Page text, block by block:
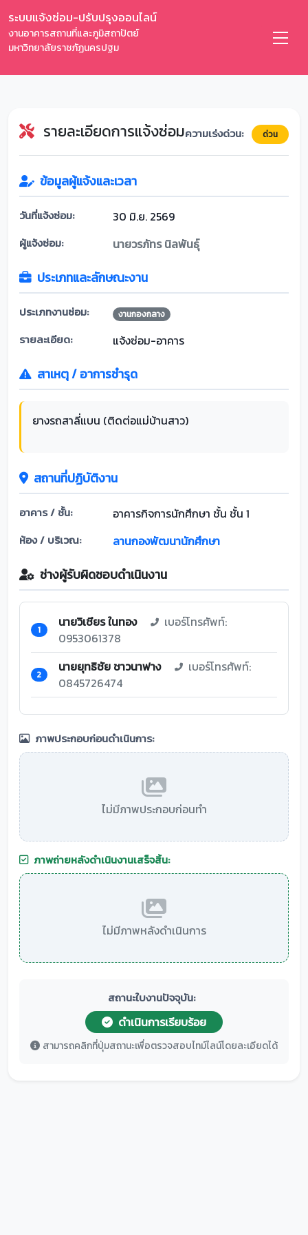
ระบบแจ้งซ่อม-ปรับปรุงออนไลน์
งานอาคารสถานที่และภูมิสถาปัตย์
มหาวิทยาลัยราชภัฏนครปฐม
รายละเอียดการแจ้งซ่อมความเร่งด่วน: ด่วน
ข้อมูลผู้แจ้งและเวลา
วันที่แจ้งซ่อม: 30 มิ.ย. 2569
ผู้แจ้งซ่อม: นายวรภัทร นิลพันธุ์
ประเภทและลักษณะงาน
ประเภทงานซ่อม: งานกองกลาง
รายละเอียด: แจ้งซ่อม-อาคาร
สาเหตุ / อาการชำรุด
ยางรถสาลี่แบน (ติดต่อแม่บ้านสาว)
สถานที่ปฏิบัติงาน
อาคาร / ชั้น: อาคารกิจการนักศึกษา ชั้น ชั้น 1
ห้อง / บริเวณ: ลานกองพัฒนานักศึกษา
ช่างผู้รับผิดชอบดำเนินงาน
1 นายวิเชียร ในทอง
เบอร์โทรศัพท์:
0953061378
2 นายยุทธิชัย ชาวนาฟาง
เบอร์โทรศัพท์:
0845726474
ภาพประกอบก่อนดำเนินการ:
ไม่มีภาพประกอบก่อนทำ
ภาพถ่ายหลังดำเนินงานเสร็จสิ้น:
ไม่มีภาพหลังดำเนินการ
สถานะใบงานปัจจุบัน:
ดำเนินการเรียบร้อย
สามารถคลิกที่ปุ่มสถานะเพื่อตรวจสอบไทม์ไลน์โดยละเอียดได้